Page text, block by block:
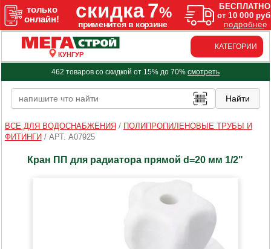
КУНГУР
КАТЕГОРИИ
462 товаров со скидкой от 15% до 70% смотреть
ВСЕ ДЛЯ ВОДОСНАБЖЕНИЯ / ПОЛИПРОПИЛЕНОВЫЕ ТРУБЫ И
ФИТИНГИ / АРТ. A07925
Кран ПП для радиатора прямой d=20 мм 1/2"